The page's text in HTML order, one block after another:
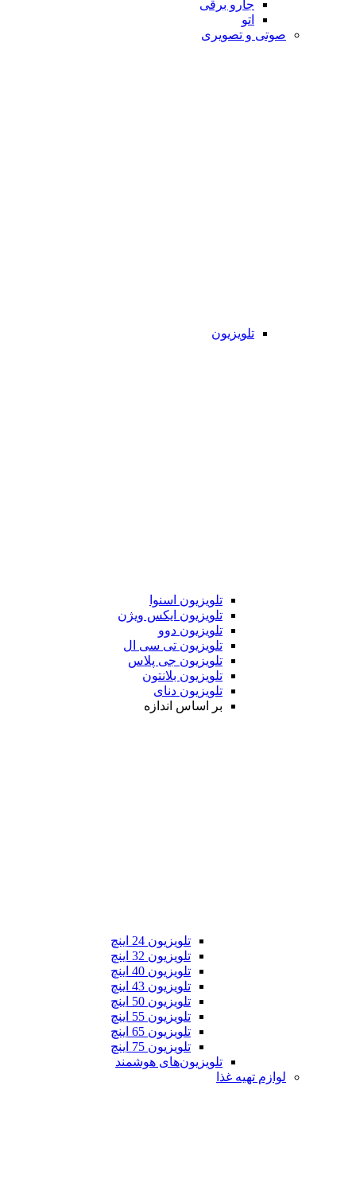
جارو برقی
اتو
صوتی و تصویری
تلویزیون
تلویزیون اسنوا
تلویزیون ایکس ویژن
تلویزیون دوو
تلویزیون تی سی ال
تلویزیون جی پلاس
تلویزیون بلانتون
تلویزیون دنای
بر اساس اندازه
تلویزیون 24 اینچ
تلویزیون 32 اینچ
تلویزیون 40 اینچ
تلویزیون 43 اینچ
تلویزیون 50 اینچ
تلویزیون 55 اینچ
تلویزیون 65 اینچ
تلویزیون 75 اینچ
تلویزیون‌های هوشمند
لوازم تهیه غذا